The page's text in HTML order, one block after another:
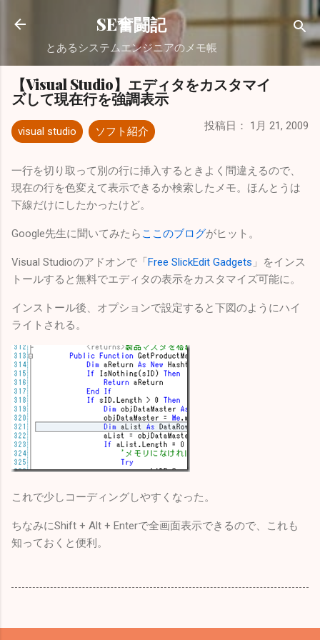
スキップしてメイン コンテンツに移動
SE奮闘記
とあるシステムエンジニアのメモ帳
【Visual Studio】エディタをカスタマイ
ズして現在行を強調表示
visual studio ソフト紹介 投稿日： 1月 21, 2009
一行を切り取って別の行に挿入するときよく間違えるので、
現在の行を色変えて表示できるか検索したメモ。ほんとうは
下線だけにしたかったけど。
Google先生に聞いてみたら ここのブログがヒット。
Visual Studioのアドオンで「Free SlickEdit Gadgets 」をインス
トールすると無料でエディタの表示をカスタマイズ可能に。
インストール後、オプションで設定すると下図のようにハイ
ライトされる。
これで少しコーディングしやすくなった。
ちなみにShift + Alt + Enterで全画面表示できるので、これも
知っておくと便利。